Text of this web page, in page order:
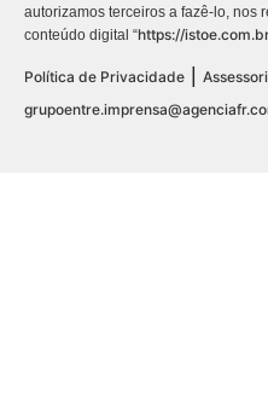
autorizamos terceiros a fazê-lo, nos
conteúdo digital “https://
Política de Privacidade